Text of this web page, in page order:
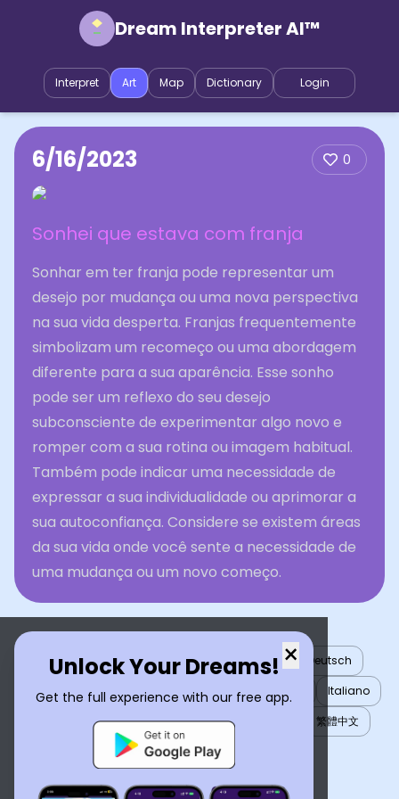
Dream Interpreter AI™
Interpret Art Map Dictionary Login
6/16/2023 0
Sonhei que estava com franja
Sonhar em ter franja pode representar um
desejo por mudança ou uma nova perspectiva
na sua vida desperta. Franjas frequentemente
simbolizam um recomeço ou uma abordagem
diferente para a sua aparência. Esse sonho
pode ser um reflexo do seu desejo
subconsciente de experimentar algo novo e
romper com a sua rotina ou imagem habitual.
Também pode indicar uma necessidade de
expressar a sua individualidade ou aprimorar a
sua autoconfiança. Considere se existem áreas
da sua vida onde você sente a necessidade de
uma mudança ou um novo começo.
×
Unlock Your Dreams!
Get the full experience with our free app.
English العربية Nederlands Türkçe
Deutsch
Español
Français עברית 日本語
Italiano
Português
Русский Tiếng Việt
繁體中文
ไทย
Українська